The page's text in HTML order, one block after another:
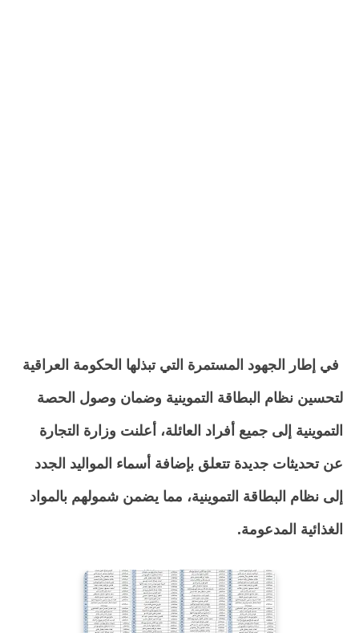
في إطار الجهود المستمرة التي تبذلها الحكومة العراقية
لتحسين نظام البطاقة التموينية وضمان وصول الحصة
التموينية إلى جميع أفراد العائلة، أعلنت وزارة التجارة
عن تحديثات جديدة تتعلق بإضافة أسماء المواليد الجدد
إلى نظام البطاقة التموينية، مما يضمن شمولهم بالمواد
الغذائية المدعومة.